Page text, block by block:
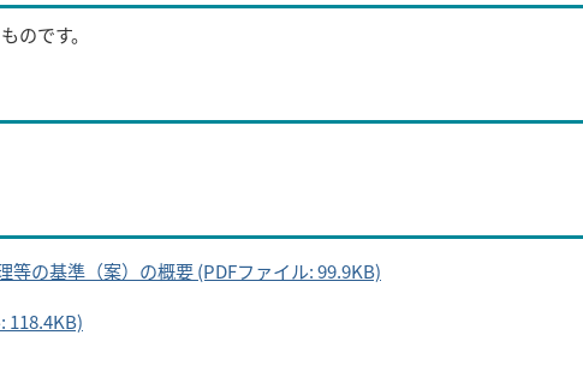
のです。
の基準（案）の概要 (PDFファイル: 99.9KB)
118.4KB)